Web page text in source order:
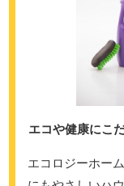
エコや健康にこ
エコロジーホー